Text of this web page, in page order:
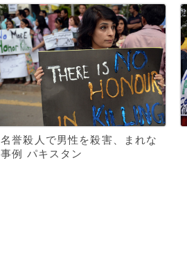
名誉殺人で男性を殺害、まれな
事例 パキスタン